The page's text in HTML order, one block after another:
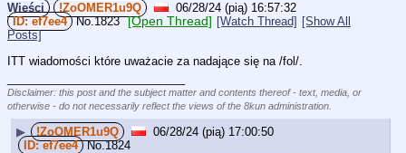
Wieści !ZoOMER1u9Q
06/28/24 (pią) 16:57:32
ef7ee4
No.1823 [Open Thread] [Watch Thread] [Show All
Posts]
ITT wiadomości które uważacie za nadające się na /fol/.
Disclaimer: this post and the subject matter and contents thereof - text, media, or
otherwise - do not necessarily reflect the views of the 8kun administration.
▶ !ZoOMER1u9Q
06/28/24 (pią) 17:00:50
ef7ee4
No.1824